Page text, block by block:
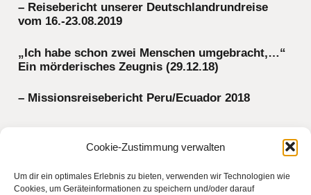
Cookie-Zustimmung verwalten
Um dir ein optimales Erlebnis zu bieten, verwenden wir Technologien wie
Cookies, um Geräteinformationen zu speichern und/oder darauf
– Reisebericht unserer Deutschlandrundreise
vom 16.-23.08.2019
„Ich habe schon zwei Menschen umgebracht,…“
Ein mörderisches Zeugnis (29.12.18)
– Missionsreisebericht Peru/Ecuador 2018